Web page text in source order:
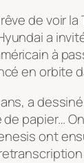
de voir
a
à
en orbite
a
de papier…
ont